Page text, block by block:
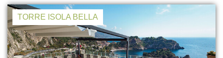
TORRE ISOLA BELLA